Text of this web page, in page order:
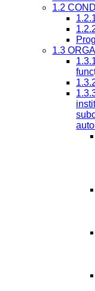
1.2
1.3